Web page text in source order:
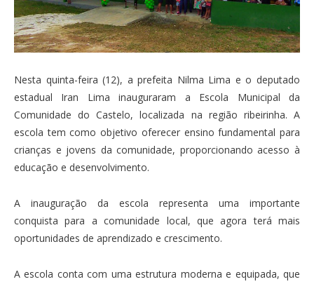
Nesta quinta-feira (12), a prefeita Nilma Lima e o deputado
estadual Iran Lima inauguraram a Escola Municipal da
Comunidade do Castelo, localizada na região ribeirinha. A
escola tem como objetivo oferecer ensino fundamental para
crianças e jovens da comunidade, proporcionando acesso à
educação e desenvolvimento.
A inauguração da escola representa uma importante
conquista para a comunidade local, que agora terá mais
oportunidades de aprendizado e crescimento.
A escola conta com uma estrutura moderna e equipada, que